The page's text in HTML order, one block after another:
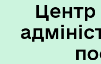
Центр